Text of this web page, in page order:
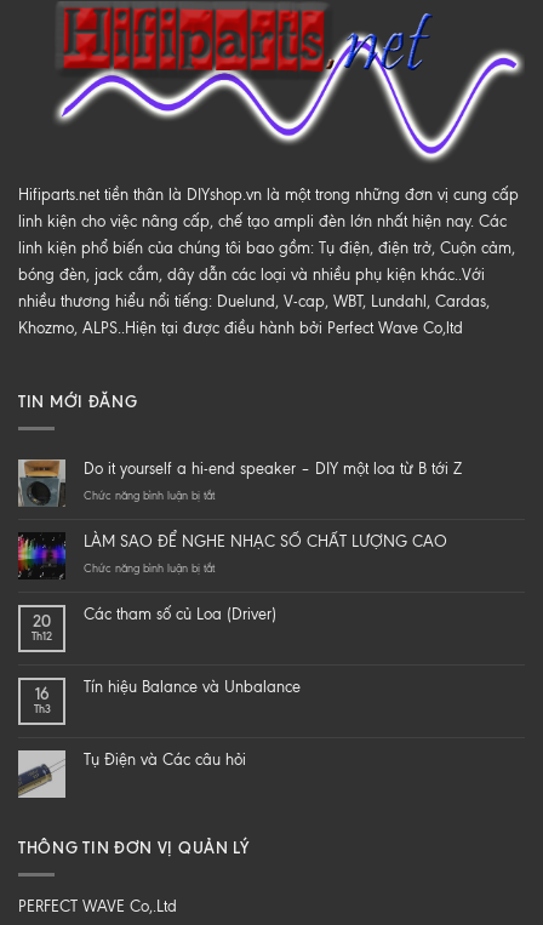
Hifiparts.net tiền thân là DIYshop.vn là một trong những đơn vị cung cấp
linh kiện cho việc nâng cấp, chế tạo ampli đèn lớn nhất hiện nay. Các
linh kiện phổ biến của chúng tôi bao gồm: Tụ điện, điện trở, Cuộn cảm,
bóng đèn, jack cắm, dây dẫn các loại và nhiều phụ kiện khác..Với
nhiều thương hiểu nổi tiếng: Duelund, V-cap, WBT, Lundahl, Cardas,
Khozmo, ALPS..Hiện tại được điều hành bởi Perfect Wave Co,ltd
TIN MỚI ĐĂNG
Do it yourself a hi-end speaker – DIY một loa từ B tới Z
Chức năng bình luận bị tắtở
yourself
a
speaker
loa
Z
LÀM SAO ĐỂ NGHE NHẠC SỐ CHẤT LƯỢNG CAO
Chức năng bình luận bị tắtở
ĐỂ
CHẤT
20
Th12
Các tham số củ Loa (Driver)
16
Th3
Tín hiệu Balance và Unbalance
Tụ Điện và Các câu hỏi
THÔNG TIN ĐƠN VỊ QUẢN LÝ
PERFECT WAVE Co,.Ltd